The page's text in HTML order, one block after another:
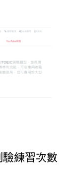
練習次數